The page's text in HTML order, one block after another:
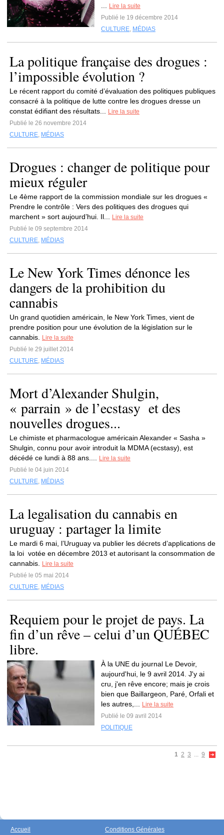
Lire la suite
Publié le 19 décembre 2014
CULTURE, MÉDIAS
La politique française des drogues :
l’impossible évolution ?
Le récent rapport du comité d’évaluation des politiques publiques
consacré à la politique de lutte contre les drogues dresse un
constat édifiant des résultats...
Lire la suite
Publié le 26 novembre 2014
CULTURE, MÉDIAS
Drogues : changer de politique pour
mieux réguler
Le 4ème rapport de la commission mondiale sur les drogues «
Prendre le contrôle : Vers des politiques des drogues qui
marchent » sort aujourd’hui. Il...
Lire la suite
Publié le 09 septembre 2014
CULTURE, MÉDIAS
Le New York Times dénonce les
dangers de la prohibition du
cannabis
Un grand quotidien américain, le New York Times, vient de
prendre position pour une évolution de la législation sur le
cannabis.
Lire la suite
Publié le 29 juillet 2014
CULTURE, MÉDIAS
Mort d’Alexander Shulgin,
« parrain » de l’ecstasy et des
nouvelles drogues...
Le chimiste et pharmacologue américain Alexander « Sasha »
Shulgin, connu pour avoir introduit la MDMA (ecstasy), est
décédé ce lundi à 88 ans....
Lire la suite
Publié le 04 juin 2014
CULTURE, MÉDIAS
La legalisation du cannabis en
uruguay : partager la limite
Le mardi 6 mai, l’Uruguay va publier les décrets d’applications de
la loi votée en décembre 2013 et autorisant la consommation de
cannabis.
Lire la suite
Publié le 05 mai 2014
CULTURE, MÉDIAS
Requiem pour le projet de pays. La
fin d’un rêve – celui d’un QUÉBEC
libre.
À la UNE du journal Le Devoir,
aujourd'hui, le 9 avril 2014. J'y ai
cru, j'en rêve encore; mais je crois
bien que Baillargeon, Paré, Orfali et
les autres,...
Lire la suite
Publié le 09 avril 2014
POLITIQUE
1 2 3 ... 9
Accueil Conditions Générales